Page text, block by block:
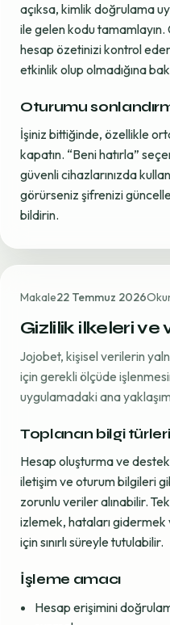
açıksa, kimlik doğrulama
ile gelen kodu tamamlayın.
hesap özetinizi kontrol
etkinlik olup olmadığına
Oturumu
İşiniz bittiğinde, özellikle
kapatın. “Beni hatırla”
güvenli cihazlarınızda
görürseniz şifrenizi
bildirin.
Makale22 Temmuz 2026
Gizlilik ilkeleri ve
Jojobet, kişisel verilerin
için gerekli ölçüde
uygulamadaki ana
Toplanan bilgi türleri
Hesap oluşturma ve
iletişim ve oturum bilgileri
zorunlu veriler alınabilir.
izlemek, hataları
için sınırlı süreyle tutulabilir.
İşleme amacı
Hesap erişimini